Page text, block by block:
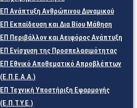
ΕΠ Ανάπτυξη Ανθρώπινου Δυναμικού
ΕΠ Εκπαίδευση και Δια Βίου Μάθηση
ΕΠ Περιβάλλον και Αειφόρος Ανάπτυξη
ΕΠ Ενίσχυση της Προσπελασιμότητας
ΕΠ Εθνικό Αποθεματικό Απροβλέπτων
(Ε.Π.Ε.Α.Α.)
ΕΠ Τεχνική Υποστήριξη Εφαρμογής
(Ε.Π.Τ.Υ.Ε.)